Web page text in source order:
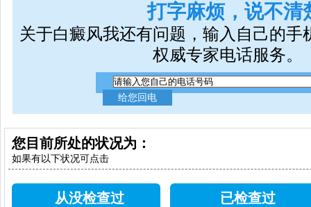
打字麻烦，说不清
关于白癜风我还有问题，输入自己的手
权威专家电话服务。
您目前所处的状况为：
如果有以下状况可点击
从没检查过 已检查过